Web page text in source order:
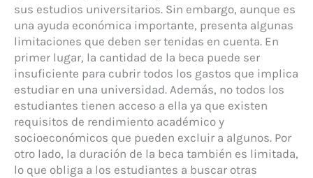
sus estudios universitarios. Sin embargo, aunque es
una ayuda económica importante, presenta algunas
limitaciones que deben ser tenidas en cuenta. En
primer lugar, la cantidad de la beca puede ser
insuficiente para cubrir todos los gastos que implica
estudiar en una universidad. Además, no todos los
estudiantes tienen acceso a ella ya que existen
requisitos de rendimiento académico y
socioeconómicos que pueden excluir a algunos. Por
otro lado, la duración de la beca también es limitada,
lo que obliga a los estudiantes a buscar otras